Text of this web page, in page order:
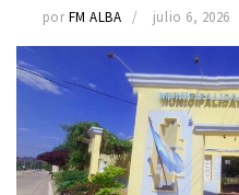
por FM ALBA julio 6, 2026